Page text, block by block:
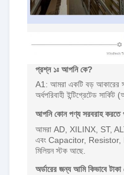
প্রশ্ন ১ঃ আপনি কে?
A1: আমরা একটি বড় আকারের
অর্ধপরিবাহী ইন্টিগ্রেটেড
আপনি কোন পণ্য সরবরাহ করতে
আমরা AD, XILINX, ST,
এবং Capacitor,
মিলিয়ন স্টক আছে.
অর্ডারের জন্য আমি কিভাবে টাকা